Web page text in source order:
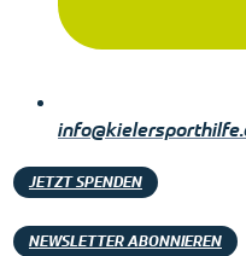
JETZT SPENDEN
NEWSLETTER ABONNIEREN